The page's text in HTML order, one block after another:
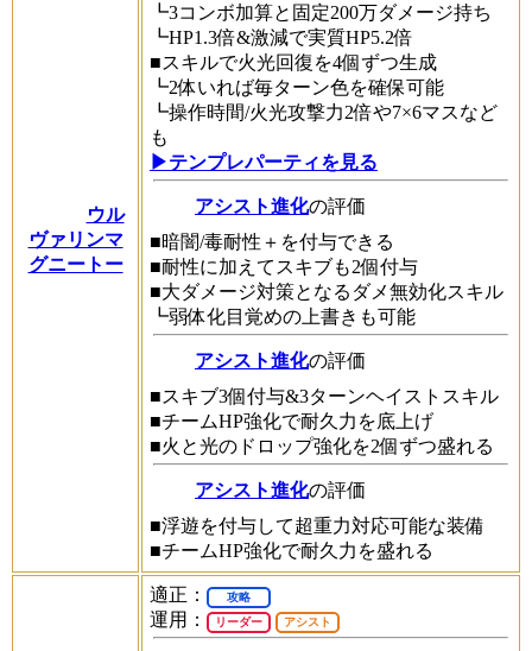
ウル
ヴァリンマ
グニートー
┗3コンボ加算と固定200万ダメージ持ち
┗HP1.3倍&激減で実質HP5.2倍
■スキルで火光回復を4個ずつ生成
┗2体いれば毎ターン色を確保可能
┗操作時間/火光攻撃力2倍や7×6マスなど
も
▶テンプレパーティを見る
アシスト進化の評価
■暗闇/毒耐性＋を付与できる
■耐性に加えてスキブも2個付与
■大ダメージ対策となるダメ無効化スキル
┗弱体化目覚めの上書きも可能
アシスト進化の評価
■スキブ3個付与&3ターンヘイストスキル
■チームHP強化で耐久力を底上げ
■火と光のドロップ強化を2個ずつ盛れる
アシスト進化の評価
■浮遊を付与して超重力対応可能な装備
■チームHP強化で耐久力を盛れる
適正： 攻略
運用： リーダー アシスト